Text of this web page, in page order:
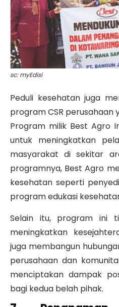
sc: myEdisi
Peduli kesehatan juga
program CSR
Program milik Best Agro
untuk meningkatkan
masyarakat di sekitar
programnya, Best Agro
kesehatan seperti
program edukasi
Selain itu, program ini
meningkatkan
juga membangun
perusahaan dan
menciptakan dampak
bagi kedua belah pihak.